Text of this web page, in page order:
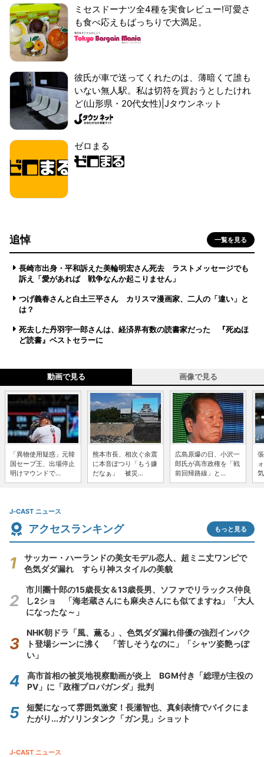
ミセスドーナツ全4種を実食レビュー!可愛さ
も食べ応えもばっちりで大満足。
彼氏が車で送ってくれたのは、薄暗くて誰も
いない無人駅。私は切符を買おうとしたけれ
ど(山形県・20代女性)|Jタウンネット
ゼロまる
追悼 一覧を見る
長崎市出身・平和訴えた美輪明宏さん死去 ラストメッセージでも
訴え「愛があれば 戦争なんか起こりません」
つげ義春さんと白土三平さん カリスマ漫画家、二人の「違い」と
は？
死去した丹羽宇一郎さんは、経済界有数の読書家だった 『死ぬほ
ど読書』ベストセラーに
動画で見る 画像で見る
「異物使用疑惑」元韓
国セーブ王、出場停止
明けマウンドで...
熊本市長、相次ぐ余震
に本音ぽつり「もう嫌
だなぁ」 被災...
広島原爆の日、小沢一
郎氏が高市政権を「戦
前回帰路線」と...
J-CAST ニュース
アクセスランキング もっと見る
サッカー・ハーランドの美女モデル恋人、超ミニ丈ワンピで
色気ダダ漏れ すらり神スタイルの美貌
市川團十郎の15歳長女＆13歳長男、ソファでリラックス仲良
し2ショ 「海老蔵さんにも麻央さんにも似てますね」「大人
になったな～」
NHK朝ドラ「風、薫る」、色気ダダ漏れ俳優の強烈インパク
ト登場シーンに沸く 「苦しそうなのに」「シャツ姿艶っぽ
い」
高市首相の被災地視察動画が炎上 BGM付き「総理が主役の
PV」に「政権プロパガンダ」批判
短髪になって雰囲気激変！長瀬智也、真剣表情でバイクにま
たがり...ガソリンタンク「ガン見」ショット
J-CAST ニュース